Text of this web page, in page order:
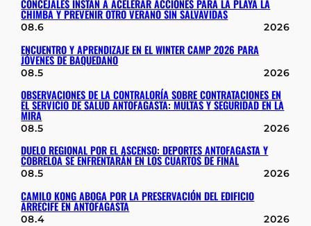
CONCEJALES INSTAN A ACELERAR ACCIONES PARA LA PLAYA LA
CHIMBA Y PREVENIR OTRO VERANO SIN SALVAVIDAS
08.6 2026
ENCUENTRO Y APRENDIZAJE EN EL WINTER CAMP 2026 PARA
JÓVENES DE BAQUEDANO
08.5 2026
OBSERVACIONES DE LA CONTRALORÍA SOBRE CONTRATACIONES EN
EL SERVICIO DE SALUD ANTOFAGASTA: MULTAS Y SEGURIDAD EN LA
MIRA
08.5 2026
DUELO REGIONAL POR EL ASCENSO: DEPORTES ANTOFAGASTA Y
COBRELOA SE ENFRENTARÁN EN LOS CUARTOS DE FINAL
08.5 2026
CAMILO KONG ABOGA POR LA PRESERVACIÓN DEL EDIFICIO
ARRECIFE EN ANTOFAGASTA
08.4 2026